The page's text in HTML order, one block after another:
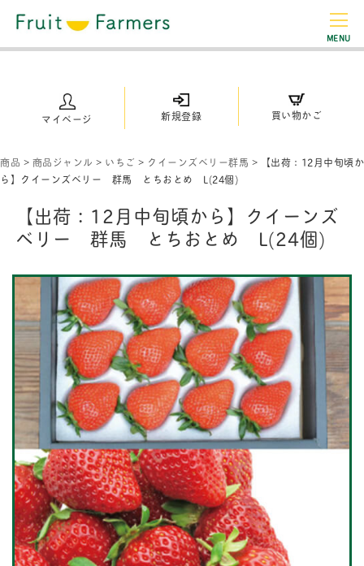
MENU
マイページ 新規登録 買い物かご
商品 > 商品ジャンル > いちご > クイーンズベリー群馬 >
【出荷：12月中旬頃か
ら】クイーンズベリー 群馬 とちおとめ L(24個)
【出荷：12月中旬頃から】クイーンズ
ベリー 群馬 とちおとめ L(24個)